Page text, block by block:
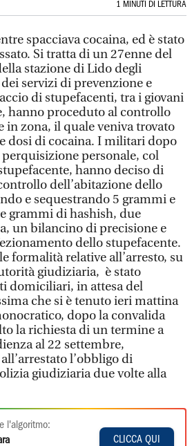
1 MINUTI DI LETTURA
spacciava cocaina, ed è stato
Si tratta di un 27enne del
stazione di Lido degli
servizi di prevenzione e
di stupefacenti, tra i giovani
hanno proceduto al controllo
in zona, il quale veniva trovato
dosi di cocaina. I militari dopo
personale, col
hanno deciso di
dell’abitazione dello
e sequestrando 5 grammi e
grammi di hashish, due
un bilancino di precisione e
dello stupefacente.
formalità relative all’arresto, su
giudiziaria, è stato
domiciliari, in attesa del
che si è tenuto ieri mattina
dopo la convalida
la richiesta di un termine a
al 22 settembre,
l’obbligo di
giudiziaria due volte alla
l'algoritmo:
CLICCA QUI